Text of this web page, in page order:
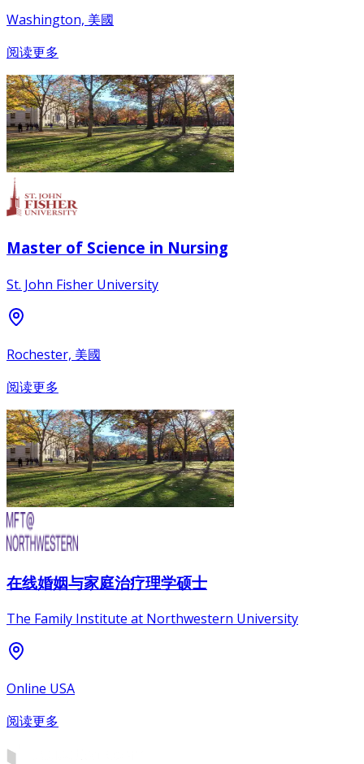
Washington, 美國
阅读更多
Master of Science in Nursing
St. John Fisher University
Rochester, 美國
阅读更多
在线婚姻与家庭治疗理学硕士
The Family Institute at Northwestern University
Online USA
阅读更多